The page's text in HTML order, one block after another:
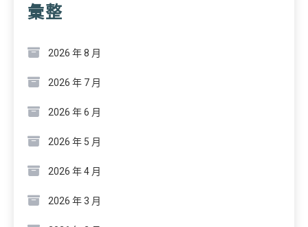
彙整
2026 年 8 月
2026 年 7 月
2026 年 6 月
2026 年 5 月
2026 年 4 月
2026 年 3 月